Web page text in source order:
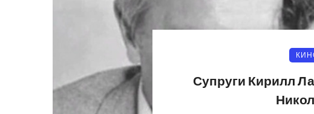
Супруги Кирилл